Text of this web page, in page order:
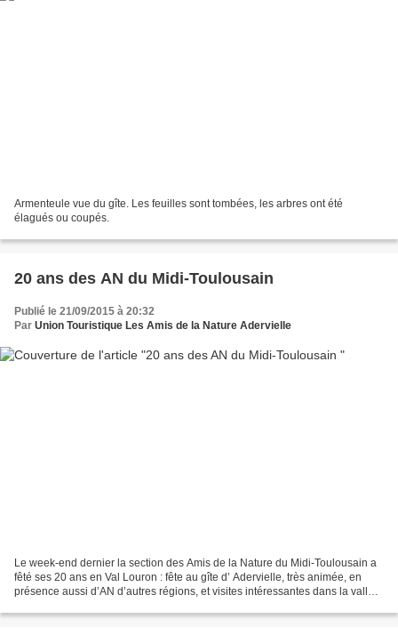
Armenteule vue du gîte. Les feuilles sont tombées, les arbres ont été
élagués ou coupés.
20 ans des AN du Midi-Toulousain
Publié le 21/09/2015 à 20:32
Par Union Touristique Les Amis de la Nature Adervielle
Le week-end dernier la section des Amis de la Nature du Midi-Toulousain a
fêté ses 20 ans en Val Louron : fête au gîte d’ Adervielle, très animée, en
présence aussi d’AN d’autres régions, et visites intéressantes dans la vallée